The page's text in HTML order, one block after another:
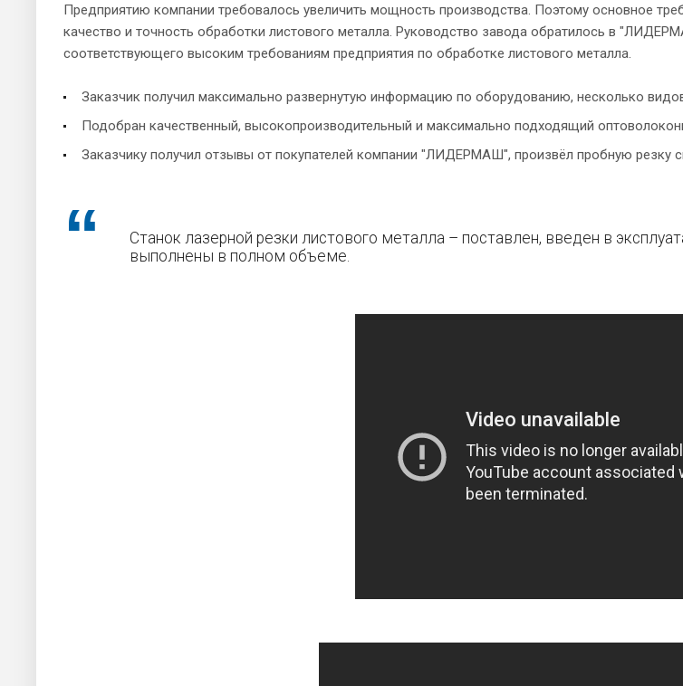
Предприятию компании требовалось увеличить мощность производства. Поэтому основное
качество и точность обработки листового металла. Руководство завода обратилось в
соответствующего высоким требованиям предприятия по обработке листового металла.
Заказчик получил максимально развернутую информацию по оборудованию, несколько
Подобран качественный, высокопроизводительный и максимально подходящий
Заказчику получил отзывы от покупателей компании "ЛИДЕРМАШ", произвёл пробную резку
Станок лазерной резки листового металла – поставлен, введен в
выполнены в полном объеме.